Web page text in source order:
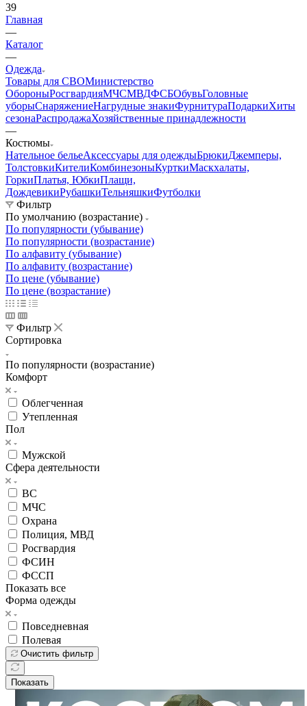
39
Главная
—
Каталог
—
Одежда
Товары для СВОМинистерство
ОбороныРосгвардияМЧСМВДФСБОбувьГоловные
уборыСнаряжениеНагрудные знакиФурнитураПодаркиХиты
сезонаРаспродажаХозяйственные принадлежности
—
Костюмы
Нательное бельеАксессуары для одеждыБрюкиДжемперы,
ТолстовкиКителиКомбинезоныКурткиМаскхалаты,
ГоркиПлатья, ЮбкиПлащи,
ДождевикиРубашкиТельняшкиФутболки
Фильтр
По умолчанию (возрастание)
По популярности (убывание)
По популярности (возрастание)
По алфавиту (убывание)
По алфавиту (возрастание)
По цене (убывание)
По цене (возрастание)
Фильтр
Сортировка
По популярности (возрастание)
Комфорт
Облегченная
Утепленная
Пол
Мужской
Сфера деятельности
ВС
МЧС
Охрана
Полиция, МВД
Росгвардия
ФСИН
ФССП
Показать все
Форма одежды
Повседневная
Полевая
Очистить фильтр
Показать